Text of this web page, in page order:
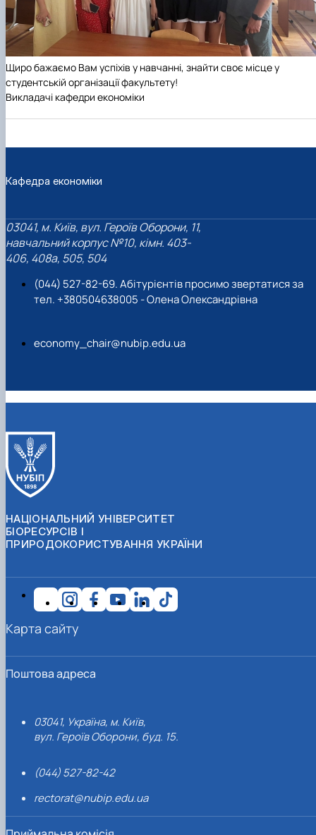
Щиро бажаємо Вам успіхів у навчанні, знайти своє місце у
студентській організації факультету!
Викладачі кафедри економіки
Кафедра економіки
03041, м. Київ, вул. Героїв Оборони, 11,
навчальний корпус №10, кімн. 403-
406, 408a, 505, 504
(044) 527-82-69. Абітурієнтів просимо звертатися за
тел. +380504638005 - Олена Олександрівна
economy_chair@nubip.edu.ua
НАЦІОНАЛЬНИЙ УНІВЕРСИТЕТ
БІОРЕСУРСІВ І
ПРИРОДОКОРИСТУВАННЯ УКРАЇНИ
Поштова адреса
03041, Україна, м. Київ,
вул. Героїв Оборони, буд. 15.
(044) 527-82-42
rectorat@nubip.edu.ua
Карта сайту